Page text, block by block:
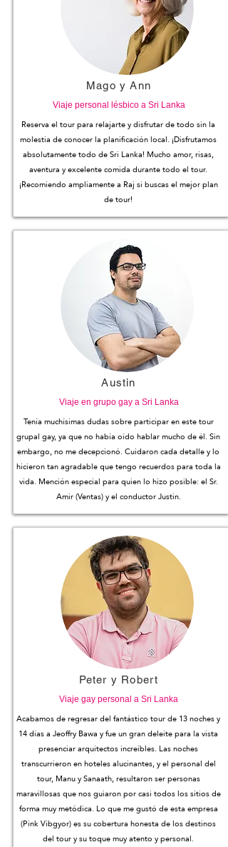
Mago y Ann
Viaje personal lésbico a Sri Lanka
Reserva el tour para relajarte y disfrutar de todo sin la
molestia de conocer la planificación local. ¡Disfrutamos
absolutamente todo de Sri Lanka! Mucho amor, risas,
aventura y excelente comida durante todo el tour.
¡Recomiendo ampliamente a Raj si buscas el mejor plan
de tour!
Austin
Viaje en grupo gay a Sri Lanka
Tenía muchísimas dudas sobre participar en este tour
grupal gay, ya que no había oído hablar mucho de él. Sin
embargo, no me decepcionó. Cuidaron cada detalle y lo
hicieron tan agradable que tengo recuerdos para toda la
vida. Mención especial para quien lo hizo posible: el Sr.
Amir (Ventas) y el conductor Justin.
Peter y Robert
Viaje gay personal a Sri Lanka
Acabamos de regresar del fantástico tour de 13 noches y
14 días a Jeoffry Bawa y fue un gran deleite para la vista
presenciar arquitectos increíbles. Las noches
transcurrieron en hoteles alucinantes, y el personal del
tour, Manu y Sanaath, resultaron ser personas
maravillosas que nos guiaron por casi todos los sitios de
forma muy metódica. Lo que me gustó de esta empresa
(Pink Vibgyor) es su cobertura honesta de los destinos
del tour y su toque muy atento y personal.